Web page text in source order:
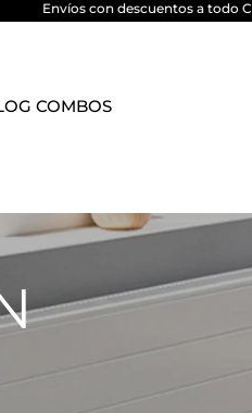
Envíos con descuentos a todo Chile
COMBOS